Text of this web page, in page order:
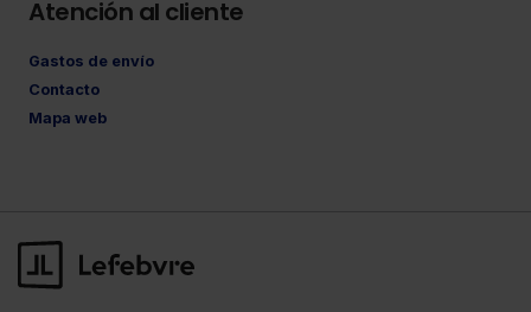
Atención al cliente
Gastos de envío
Contacto
Mapa web